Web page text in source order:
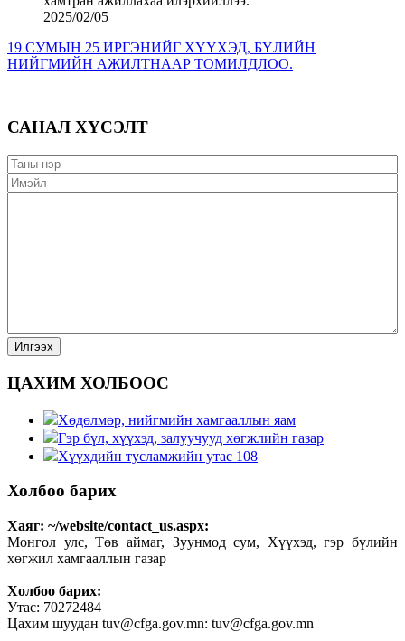
2025/02/05
19 СУМЫН 25 ИРГЭНИЙГ ХҮҮХЭД, БҮЛИЙН
НИЙГМИЙН АЖИЛТНААР ТОМИЛДЛОО.
САНАЛ ХҮСЭЛТ
ЦАХИМ ХОЛБООС
Хөдөлмөр, нийгмийн хамгааллын яам
Гэр бүл, хүүхэд, залуучууд хөгжлийн газар
Хүүхдийн тусламжийн утас 108
Холбоо барих
Хаяг: ~/website/contact_us.aspx:
Монгол улс, Төв аймаг, Зуунмод сум, Хүүхэд, гэр бүлийн
хөгжил хамгааллын газар
Холбоо барих:
Утас: 70272484
Цахим шуудан tuv@cfga.gov.mn: tuv@cfga.gov.mn